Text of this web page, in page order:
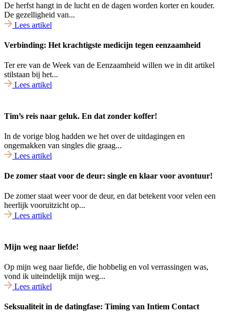
De herfst hangt in de lucht en de dagen worden korter en kouder.
De gezelligheid van...
Lees artikel
Verbinding: Het krachtigste medicijn tegen eenzaamheid
Ter ere van de Week van de Eenzaamheid willen we in dit artikel
stilstaan bij het...
Lees artikel
Tim’s reis naar geluk. En dat zonder koffer!
In de vorige blog hadden we het over de uitdagingen en
ongemakken van singles die graag...
Lees artikel
De zomer staat voor de deur: single en klaar voor avontuur!
De zomer staat weer voor de deur, en dat betekent voor velen een
heerlijk vooruitzicht op...
Lees artikel
Mijn weg naar liefde!
Op mijn weg naar liefde, die hobbelig en vol verrassingen was,
vond ik uiteindelijk mijn weg...
Lees artikel
Seksualiteit in de datingfase: Timing van Intiem Contact